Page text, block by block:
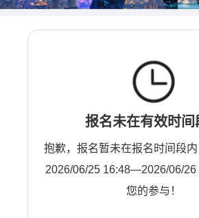
报名未在有效时间
抱歉，报名暂未在报名时间段
2026/06/25 16:48—2026/06/26
您的参与！